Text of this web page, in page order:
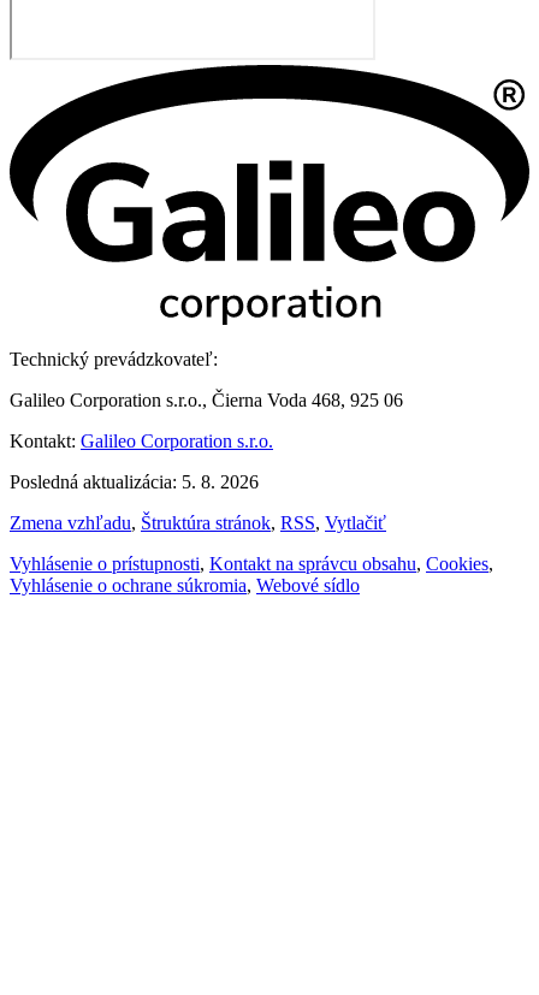
Technický prevádzkovateľ:
Galileo Corporation s.r.o., Čierna Voda 468, 925 06
Kontakt: Galileo Corporation s.r.o.
Posledná aktualizácia: 5. 8. 2026
Zmena vzhľadu, Štruktúra stránok, RSS, Vytlačiť
Vyhlásenie o prístupnosti, Kontakt na správcu obsahu, Cookies,
Vyhlásenie o ochrane súkromia, Webové sídlo